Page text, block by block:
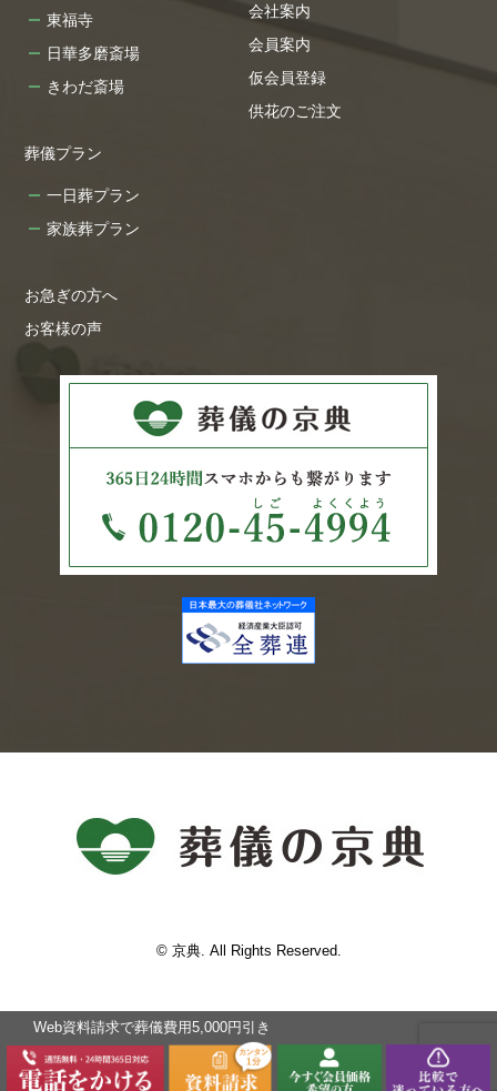
東福寺
日華多磨斎場
きわだ斎場
葬儀プラン
一日葬プラン
家族葬プラン
お急ぎの方へ
お客様の声
会社案内
会員案内
仮会員登録
供花のご注文
© 京典. All Rights Reserved.
Web資料請求で葬儀費⽤5,000円引き